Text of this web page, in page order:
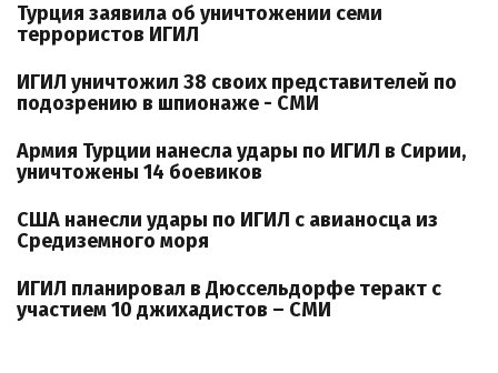
Турция заявила об уничтожении семи
террористов ИГИЛ
ИГИЛ уничтожил 38 своих представителей по
подозрению в шпионаже - СМИ
Армия Турции нанесла удары по ИГИЛ в Сирии,
уничтожены 14 боевиков
США нанесли удары по ИГИЛ с авианосца из
Средиземного моря
ИГИЛ планировал в Дюссельдорфе теракт с
участием 10 джихадистов – СМИ